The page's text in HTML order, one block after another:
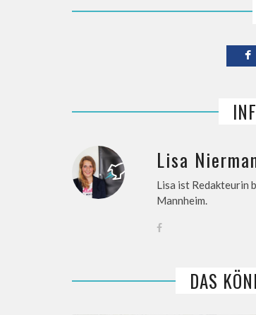
Lisa
Lisa ist Redakteurin
Mannheim.
DAS